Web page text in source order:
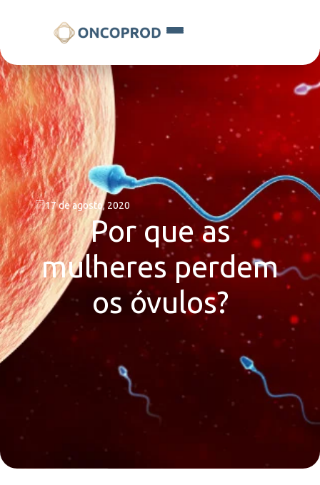
17 de agosto, 2020
Por que as
mulheres perdem
os óvulos?